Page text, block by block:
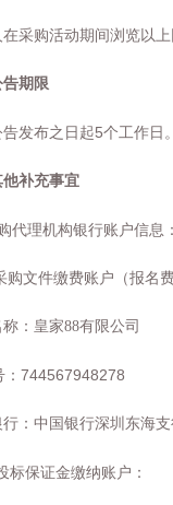
采购活动期间浏览以
期限
告发布之日起5个工作日。
补充事宜
代理机构银行账户信息：
购文件缴费账户（报名
：皇家88有限公司
744567948278
：中国银行深圳东海
标保证金缴纳账户：